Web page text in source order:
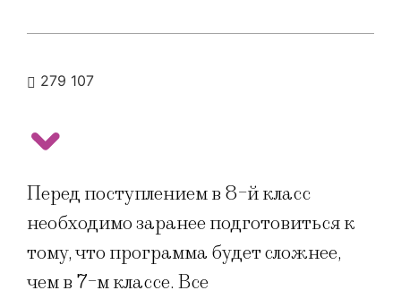
279 107
Перед поступлением в 8-й класс
необходимо заранее подготовиться к
тому, что программа будет сложнее,
чем в 7-м классе. Все